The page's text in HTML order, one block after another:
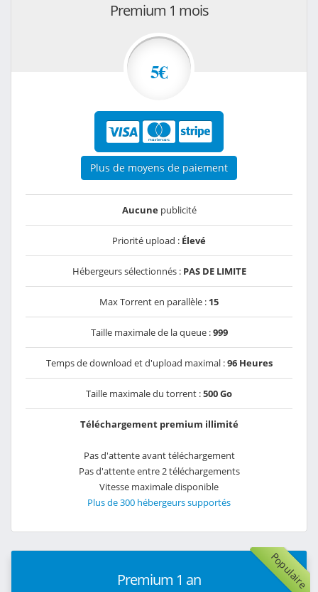
Premium 1 mois
5€
Plus de moyens de paiement
Aucunepublicité
Priorité upload : Élevé
Hébergeurs sélectionnés : PAS DE LIMITE
Max Torrent en parallèle : 15
Taille maximale de la queue :999
Temps de download et d'upload maximal :96 Heures
Taille maximale du torrent :500 Go
Téléchargement premium illimité
Pas d'attente avant téléchargement
Pas d'attente entre 2 téléchargements
Vitesse maximale disponible
Plus de 300 hébergeurs supportés
Populaire
Premium 1 an